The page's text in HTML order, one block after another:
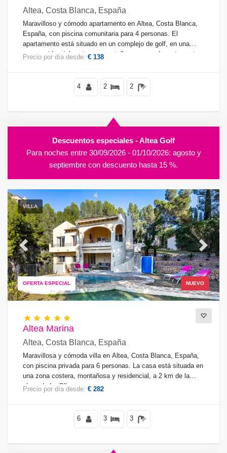
Altea, Costa Blanca, España
Maravilloso y cómodo apartamento en Altea, Costa Blanca,
España, con piscina comunitaria para 4 personas. El
apartamento está situado en un complejo de golf, en una
zona residencial costera y montañosa, cerca de restaurantes
Precio por día desde: € 138
4 2 2
Descuentos especiales - Altea Golf
Para noches entre 30/09/2026 - 01/10/2026: agosto y
septiembre con descuento hasta 15 %.
VILLA
NUEVO
OFERTA ESPECIAL
Previous Next
Altea Marina
Altea, Costa Blanca, España
Maravillosa y cómoda villa en Altea, Costa Blanca, España,
con piscina privada para 6 personas. La casa está situada en
una zona costera, montañosa y residencial, a 2 km de la
playa de La Olla.
Precio por día desde: € 282
6 3 3